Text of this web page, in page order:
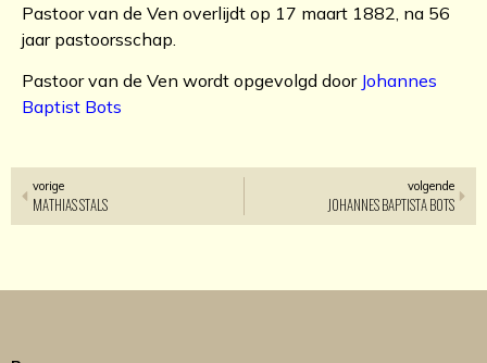
Pastoor van de Ven overlijdt op 17 maart 1882, na 56
jaar pastoorsschap.
Pastoor van de Ven wordt opgevolgd door Johannes
Baptist Bots
vorige
MATHIAS STALS
volgende
JOHANNES BAPTISTA BOTS